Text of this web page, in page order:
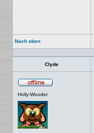
Nach oben
Clyde
Holly-Wooder